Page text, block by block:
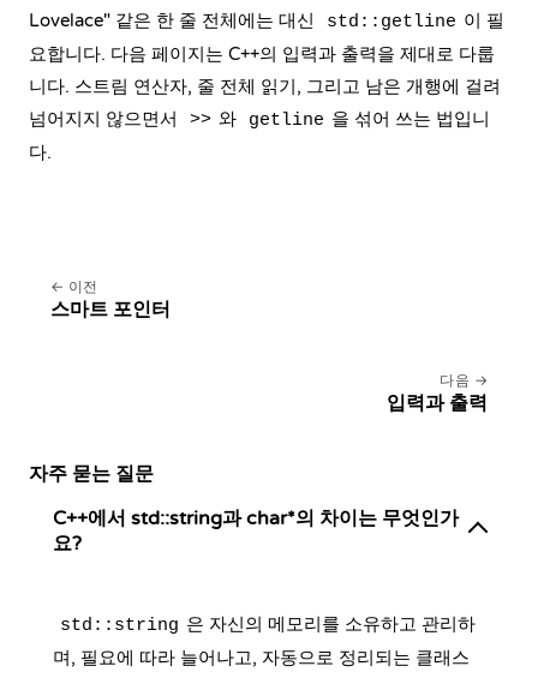
Lovelace" 같은 한 줄 전체에는 대신
std::getline 이 필
요합니다. 다음 페이지는 C++의 입력과 출력을 제대로 다룹
니다. 스트림 연산자, 줄 전체 읽기, 그리고 남은 개행에 걸려
넘어지지 않으면서
>> 와 getline 을 섞어 쓰는 법입니
다.
이전
스마트 포인터
다음
입력과 출력
자주 묻는 질문
C++에서 std::string과 char*의 차이는 무엇인가
요?
std::string 은 자신의 메모리를 소유하고 관리하
며, 필요에 따라 늘어나고, 자동으로 정리되는 클래스